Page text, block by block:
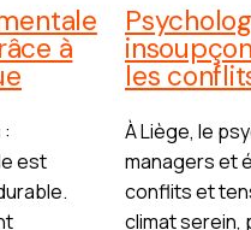
à
est
les
À Liège, le
managers et
conflits et
climat serein,